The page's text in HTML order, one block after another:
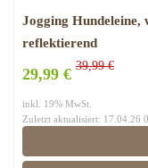
Jogging Hundeleine,
reflektierend
29,99 € 39,99 €
inkl. 19% MwSt.
Zuletzt aktualisiert: 17.04.26